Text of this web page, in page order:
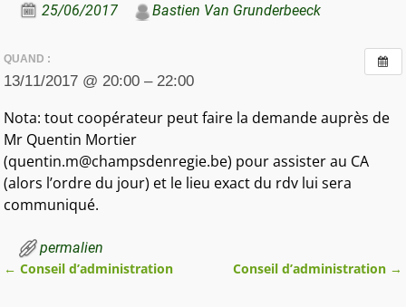
25/06/2017 Bastien Van Grunderbeeck
QUAND :
13/11/2017 @ 20:00 – 22:00
Nota: tout coopérateur peut faire la demande auprès de
Mr Quentin Mortier
(quentin.m@champsdenregie.be) pour assister au CA
(alors l’ordre du jour) et le lieu exact du rdv lui sera
communiqué.
permalien
← Conseil d’administration Conseil d’administration →